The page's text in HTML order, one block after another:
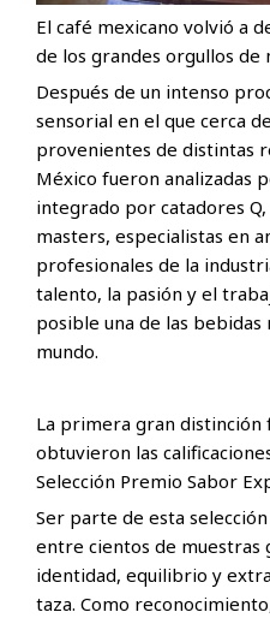
El café mexicano volvió a
de los grandes orgullos de
Después de un intenso
sensorial en el que cerca
provenientes de distintas
México fueron analizadas
integrado por catadores
masters, especialistas en
profesionales de la
talento, la pasión y el
posible una de las
mundo.
La primera gran distinción
obtuvieron las
Selección Premio Sabor
Ser parte de esta
entre cientos de muestras
identidad, equilibrio y
taza. Como